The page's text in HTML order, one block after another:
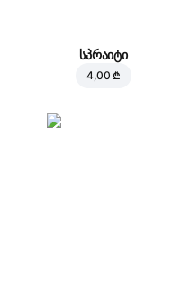
სპრაიტი
4,00 ₾